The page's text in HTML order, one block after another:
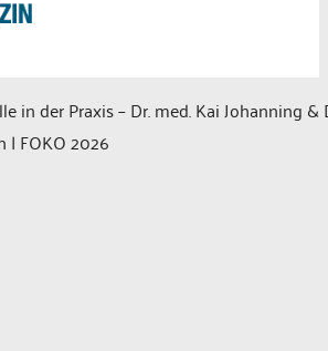
in der Praxis – Dr. med. Kai Johanning &
| FOKO 2026